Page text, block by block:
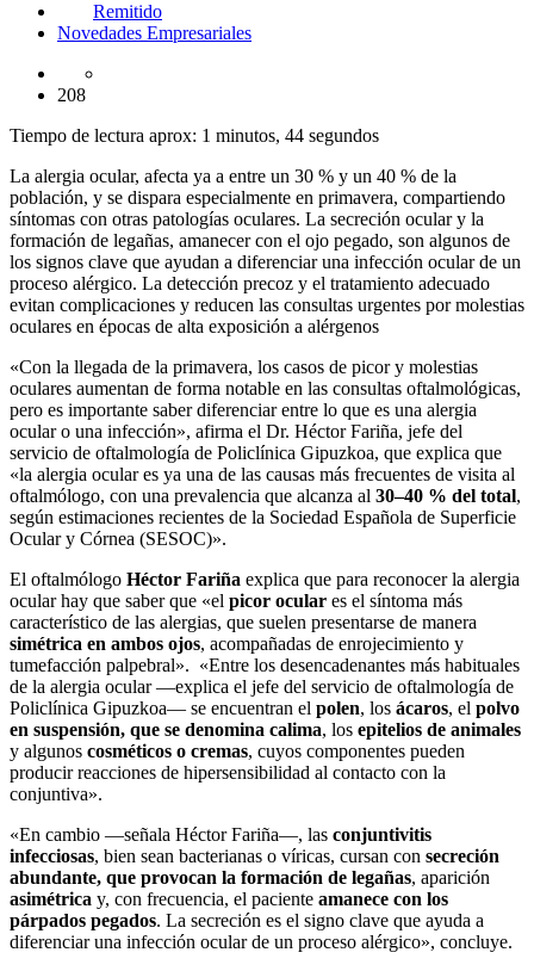
Remitido
Novedades Empresariales
208
Tiempo de lectura aprox: 1 minutos, 44 segundos
La alergia ocular, afecta ya a entre un 30 % y un 40 % de la
población, y se dispara especialmente en primavera, compartiendo
síntomas con otras patologías oculares. La secreción ocular y la
formación de legañas, amanecer con el ojo pegado, son algunos de
los signos clave que ayudan a diferenciar una infección ocular de un
proceso alérgico. La detección precoz y el tratamiento adecuado
evitan complicaciones y reducen las consultas urgentes por molestias
oculares en épocas de alta exposición a alérgenos
«Con la llegada de la primavera, los casos de picor y molestias
oculares aumentan de forma notable en las consultas oftalmológicas,
pero es importante saber diferenciar entre lo que es una alergia
ocular o una infección», afirma el Dr. Héctor Fariña, jefe del
servicio de oftalmología de Policlínica Gipuzkoa, que explica que
«la alergia ocular es ya una de las causas más frecuentes de visita al
oftalmólogo, con una prevalencia que alcanza al 30–40 % del total,
según estimaciones recientes de la Sociedad Española de Superficie
Ocular y Córnea (SESOC)».
El oftalmólogo Héctor Fariña explica que para reconocer la alergia
ocular hay que saber que «el picor ocular es el síntoma más
característico de las alergias, que suelen presentarse de manera
simétrica en ambos ojos, acompañadas de enrojecimiento y
tumefacción palpebral». «Entre los desencadenantes más habituales
de la alergia ocular —explica el jefe del servicio de oftalmología de
Policlínica Gipuzkoa— se encuentran el polen, los ácaros, el polvo
en suspensión, que se denomina calima, los epitelios de animales
y algunos cosméticos o cremas, cuyos componentes pueden
producir reacciones de hipersensibilidad al contacto con la
conjuntiva».
«En cambio —señala Héctor Fariña—, las conjuntivitis
infecciosas, bien sean bacterianas o víricas, cursan con secreción
abundante, que provocan la formación de legañas, aparición
asimétrica y, con frecuencia, el paciente amanece con los
párpados pegados. La secreción es el signo clave que ayuda a
diferenciar una infección ocular de un proceso alérgico», concluye.